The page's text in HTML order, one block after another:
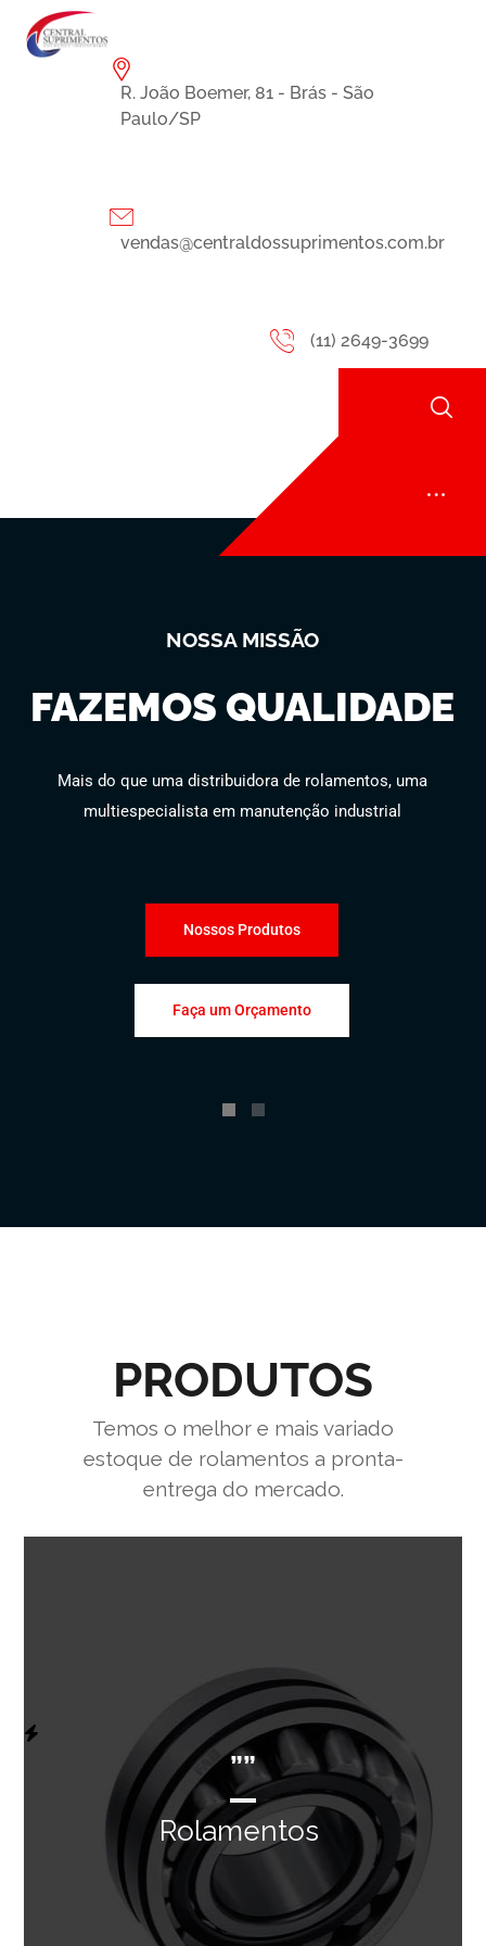
R. João Boemer, 81 - Brás - São
Paulo/SP
vendas@centraldossuprimentos.com.br
(11) 2649-3699
FAZEMOS QUALIDADE
NOSSA MISSÃO
Mais do que uma distribuidora de rolamentos, uma
multiespecialista em manutenção industrial
Nossos Produtos
Faça um Orçamento
PRODUTOS
Temos o melhor e mais variado
estoque de rolamentos a pronta-
entrega do mercado.
””
Rolamentos